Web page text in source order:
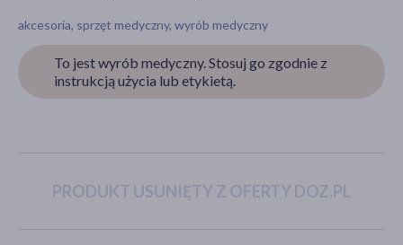
akcesoria, sprzęt medyczny, wyrób medyczny
To jest wyrób medyczny. Stosuj go zgodnie z
instrukcją użycia lub etykietą.
PRODUKT USUNIĘTY Z OFERTY DOZ.PL